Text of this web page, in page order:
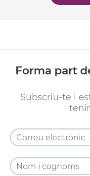
Forma part
Subscriu-te i